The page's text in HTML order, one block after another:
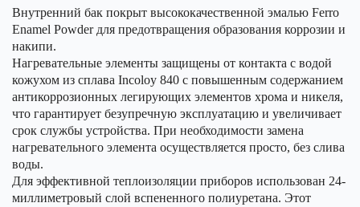
Внутренний бак покрыт высококачественной эмалью Ferro
Enamel Powder для предотвращения образования коррозии и
накипи.
Нагревательные элементы защищены от контакта с водой
кожухом из сплава Incoloy 840 с повышенным содержанием
антикоррозионных легирующих элементов хрома и никеля,
что гарантирует безупречную эксплуатацию и увеличивает
срок службы устройства. При необходимости замена
нагревательного элемента осуществляется просто, без слива
воды.
Для эффективной теплоизоляции приборов использован 24-
миллиметровый слой вспененного полиуретана. Этот